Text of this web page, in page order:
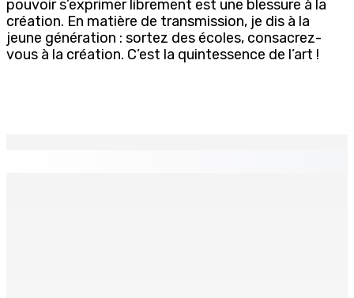
pouvoir s’exprimer librement est une blessure à la
création. En matière de transmission, je dis à la
jeune génération : sortez des écoles, consacrez-
vous à la création. C’est la quintessence de l’art !